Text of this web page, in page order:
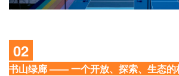
02
书山绿廊 —— 一个开放、探索、生态的